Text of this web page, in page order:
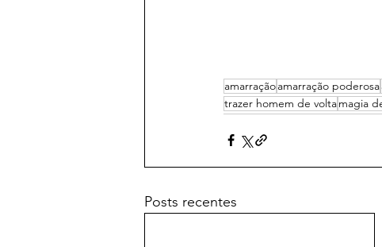
amarraçãoamarração poderosa
trazer homem de voltamagia
Posts recentes